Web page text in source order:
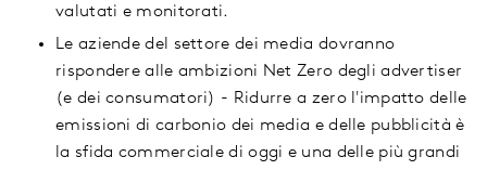
valutati e monitorati.
Le aziende del settore dei media dovranno
rispondere alle ambizioni Net Zero degli advertiser
(e dei consumatori) - Ridurre a zero l'impatto delle
emissioni di carbonio dei media e delle pubblicità è
la sfida commerciale di oggi e una delle più grandi